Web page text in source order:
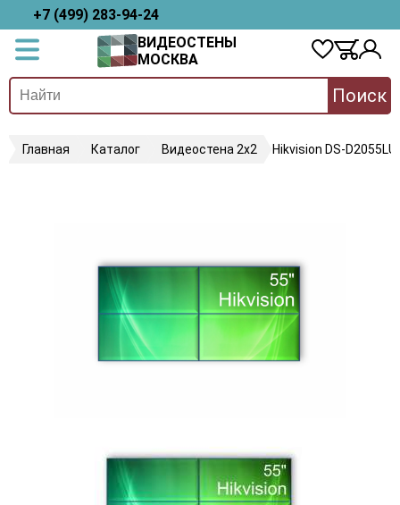
+7 (499) 283-94-24
ВИДЕОСТЕНЫ
МОСКВА
Поиск
Главная Каталог Видеостена 2x2 Hikvision DS-